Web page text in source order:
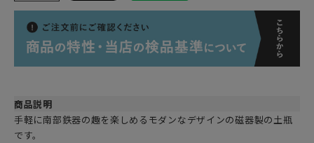
商品説明
手軽に南部鉄器の趣を楽しめるモダンなデザインの磁器製の土瓶
です。